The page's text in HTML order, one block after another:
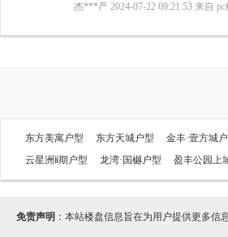
杰***产 2024-07-22 09:21:53 来自
东方美寓户型 东方天城户型 金丰·壹方城
云星洲ⅱ期户型
龙湾·国樾户型 盈丰公园上
免责声明 ：本站楼盘信息旨在为用户提供更多